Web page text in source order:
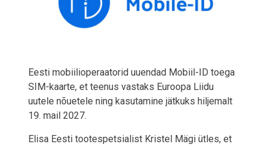
Eesti mobiilioperaatorid uuendad Mobiil-ID toega
SIM-kaarte, et teenus vastaks Euroopa Liidu
uutele nõuetele ning kasutamine jätkuks hiljemalt
19. mail 2027.
Elisa Eesti tootespetsialist Kristel Mägi ütles, et